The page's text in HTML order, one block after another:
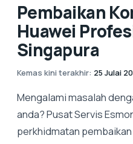
Pembaikan
Huawei
Singapura
Kemas kini terakhir: 25 Julai
Mengalami masalah
anda? Pusat Servis
perkhidmatan